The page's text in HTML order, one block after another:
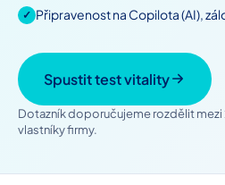
✓ Připravenost na Copilota (AI),
Spustit test vitality
Dotazník doporučujeme rozdělit mezi
vlastníky firmy.